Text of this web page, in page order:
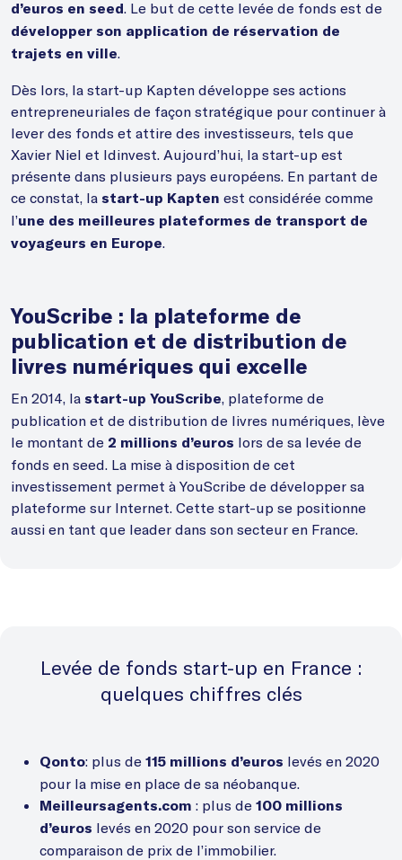
d’euros en seed. Le but de cette levée de fonds est de
développer son application de réservation de
trajets en ville.
Dès lors, la start-up Kapten développe ses actions
entrepreneuriales de façon stratégique pour continuer à
lever des fonds et attire des investisseurs, tels que
Xavier Niel et Idinvest. Aujourd’hui, la start-up est
présente dans plusieurs pays européens. En partant de
ce constat, la start-up Kapten est considérée comme
l’une des meilleures plateformes de transport de
voyageurs en Europe.
YouScribe : la plateforme de
publication et de distribution de
livres numériques qui excelle
En 2014, la start-up YouScribe, plateforme de
publication et de distribution de livres numériques, lève
le montant de 2 millions d’euros lors de sa levée de
fonds en seed. La mise à disposition de cet
investissement permet à YouScribe de développer sa
plateforme sur Internet. Cette start-up se positionne
aussi en tant que leader dans son secteur en France.
Levée de fonds start-up en France :
quelques chiffres clés
Qonto: plus de 115 millions d’euros levés en 2020
pour la mise en place de sa néobanque.
Meilleursagents.com : plus de 100 millions
d’euros levés en 2020 pour son service de
comparaison de prix de l’immobilier.